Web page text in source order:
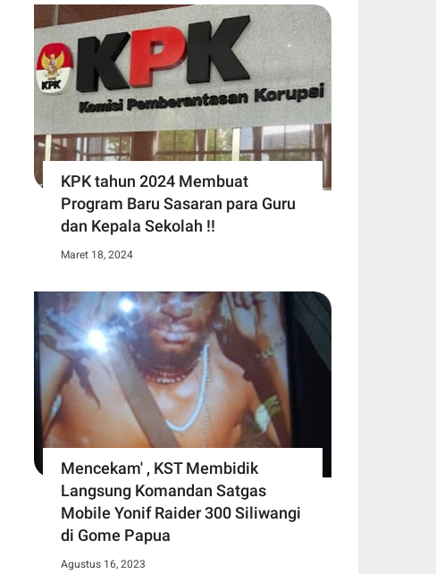
KPK tahun 2024 Membuat
Program Baru Sasaran para Guru
dan Kepala Sekolah !!
Maret 18, 2024
Mencekam' , KST Membidik
Langsung Komandan Satgas
Mobile Yonif Raider 300 Siliwangi
di Gome Papua
Agustus 16, 2023